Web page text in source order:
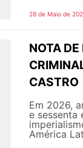
28 de Maio de
NOTA
CASTRO
Em 2026,
e sessenta
América